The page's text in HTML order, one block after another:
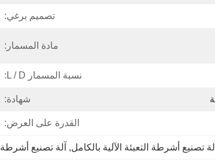
تصميم برغي:
مادة المسمار:
نسبة المسمار L / D:
شهادة:
القدرة على العرض:
آلة تصنيع أشرطة التعبئة الآلية بالكامل, آلة تصنيع أشرطة 9mm pp